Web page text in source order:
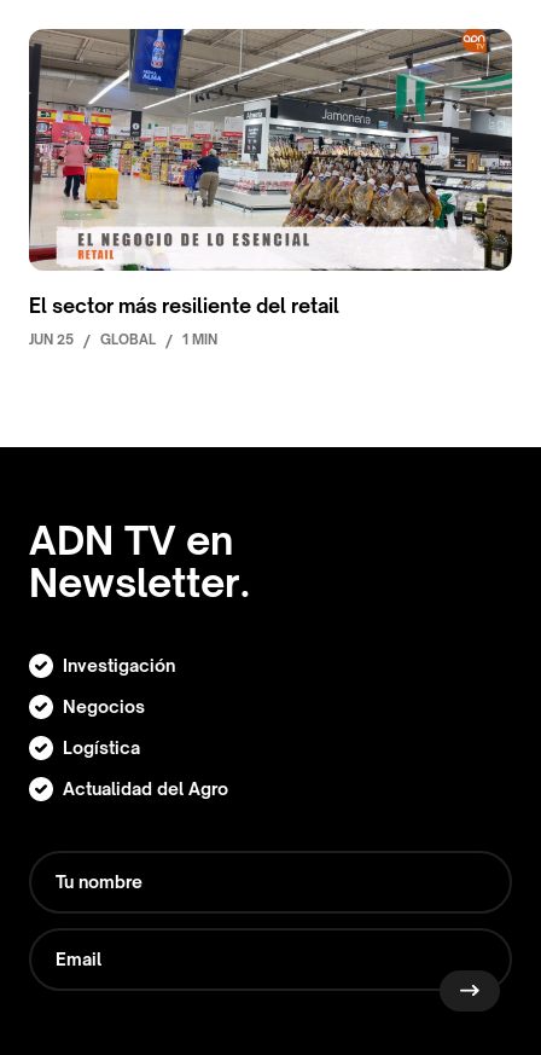
El sector más resiliente del retail
JUN 25 / GLOBAL / 1 MIN
ADN TV en
Newsletter.
Investigación
Negocios
Logística
Actualidad del Agro